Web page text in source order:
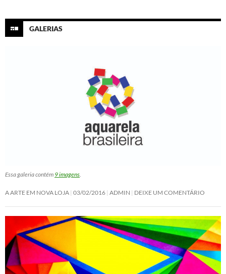
GALERIAS
Essa galeria contém 9 imagens
A ARTE EM NOVA LOJA 03/02/2016 ADMIN DEIXE UM COMENTÁRIO